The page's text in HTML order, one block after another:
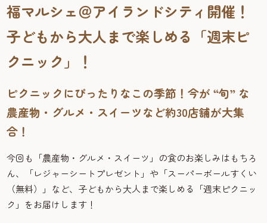
福マルシェ＠アイランドシティ開催！
子どもから大人まで楽しめる「週末ピ
クニック」！
ピクニックにぴったりなこの季節！今が “旬” な
農産物・グルメ・スイーツなど約30店舗が大集
合！
今回も「農産物・グルメ・スイーツ」の食のお楽しみはもちろ
ん、「レジャーシートプレゼント」や「スーパーボールすくい
（無料）」など、子どもから大人まで楽しめる「週末ピクニッ
ク」をお届けします！